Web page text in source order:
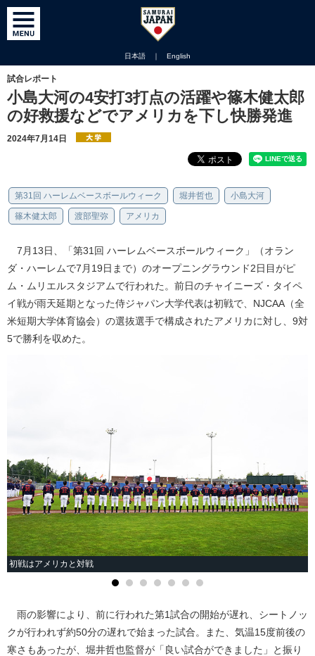
日本語 ｜ English
試合レポート
小島大河の4安打3打点の活躍や篠木健太郎
の好救援などでアメリカを下し快勝発進
2024年7月14日
第31回 ハーレムベースボールウィーク 堀井哲也 小島大河
篠木健太郎 渡部聖弥 アメリカ
7月13日、「第31回 ハーレムベースボールウィーク」（オラン
ダ・ハーレムで7月19日まで）のオープニングラウンド2日目がピ
ム・ムリエルスタジアムで行われた。前日のチャイニーズ・タイペ
イ戦が雨天延期となった侍ジャパン大学代表は初戦で、NJCAA（全
米短期大学体育協会）の選抜選手で構成されたアメリカに対し、9対
5で勝利を収めた。
初戦はアメリカと対戦
雨の影響により、前に行われた第1試合の開始が遅れ、シートノッ
クが行われず約50分の遅れで始まった試合。また、気温15度前後の
寒さもあったが、堀井哲也監督が「良い試合ができました」と振り